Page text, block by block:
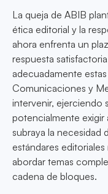
La queja de ABIB
ética editorial y la
ahora enfrenta un
respuesta
adecuadamente
Comunicaciones y
intervenir, ejerciendo
potencialmente
subraya la necesidad
estándares
abordar temas
cadena de bloques.